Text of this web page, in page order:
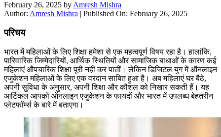
February 26, 2025 byAmresh Mishra
Author: Amresh Mishra | Published On: February 26, 2025
परिचय
भारत में महिलाओं के लिए शिक्षा हमेशा से एक महत्वपूर्ण विषय रहा है। हालांकि,
पारिवारिक जिम्मेदारियों, आर्थिक स्थितियों और सामाजिक बाधाओं के कारण कई
महिलाएं औपचारिक शिक्षा पूरी नहीं कर पातीं। लेकिन डिजिटल युग में ऑनलाइन
एजुकेशन महिलाओं के लिए एक वरदान साबित हुआ है। अब महिलाएं घर बैठे,
अपनी सुविधा के अनुसार, अपनी शिक्षा और कौशल को निखार सकती हैं। यह
आर्टिकल आपको ऑनलाइन एजुकेशन के फायदों और भारत में उपलब्ध बेहतरीन
प्लेटफॉर्म्स के बारे में बताएगा।